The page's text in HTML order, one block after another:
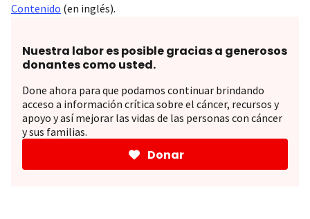
Contenido (en inglés).
Nuestra labor es posible gracias a generosos
donantes como usted.
Done ahora para que podamos continuar brindando
acceso a información crítica sobre el cáncer, recursos y
apoyo y así mejorar las vidas de las personas con cáncer
y sus familias.
Donar